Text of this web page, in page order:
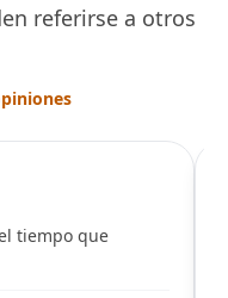
referirse a otros
tiempo que